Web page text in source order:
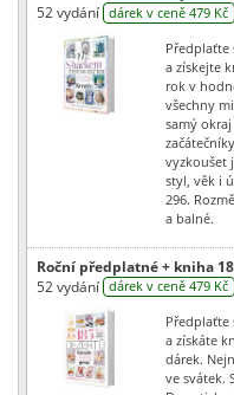
52 vydání dárek v ceně 479 Kč
Předplaťte
a získejte
rok v
všechny
samý
vyzkoušet
styl, věk i
296.
a balné.
Roční předplatné + kniha
52 vydání dárek v ceně 479 Kč
Předplaťte
a získáte
dárek.
ve svátek.